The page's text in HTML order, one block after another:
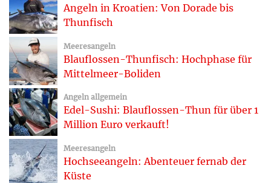
Angeln in Kroatien: Von Dorade bis
Thunfisch
Meeresangeln
Blauflossen-Thunfisch: Hochphase für
Mittelmeer-Boliden
Angeln allgemein
Edel-Sushi: Blauflossen-Thun für über 1
Million Euro verkauft!
Meeresangeln
Hochseeangeln: Abenteuer fernab der
Küste